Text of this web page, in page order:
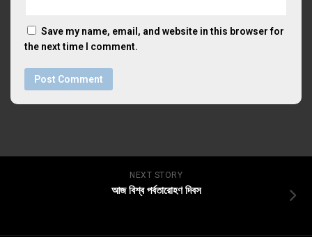
Save my name, email, and website in this browser for
the next time I comment.
NEXT STORY
আজ বিশ্ব পর্বতারোহণ দিবস